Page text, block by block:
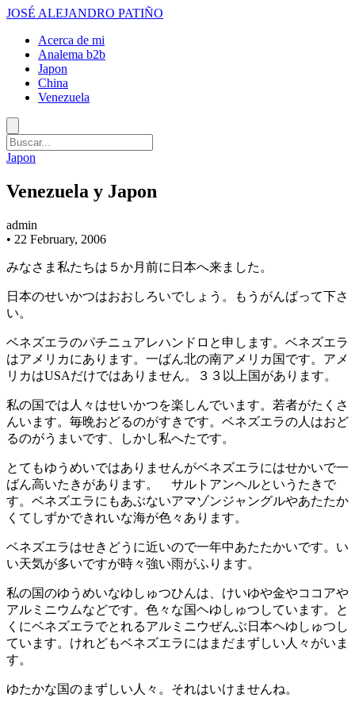
JOSÉ ALEJANDRO PATIÑO
Acerca de mi
Analema b2b
Japon
China
Venezuela
Japon
Venezuela y Japon
admin
• 22 February, 2006
みなさま私たちは５か月前に日本へ来ました。
日本のせいかつはおおしろいでしょう。もうがんばって下さ
い。
ベネズエラのパチニュアレハンドロと申します。ベネズエラ
はアメリカにあります。一ばん北の南アメリカ国です。アメ
リカはUSAだけではありません。３３以上国があります。
私の国では人々はせいかつを楽しんでいます。若者がたくさ
んいます。毎晩おどるのがすきです。ベネズエラの人はおど
るのがうまいです、しかし私へたです。
とてもゆうめいではありませんがベネズエラにはせかいで一
ばん高いたきがあります。 サルトアンヘルというたきで
す。ベネズエラにもあぶないアマゾンジャングルやあたたか
くてしずかできれいな海が色々あります。
ベネズエラはせきどうに近いので一年中あたたかいです。い
い天気が多いですが時々強い雨がふります。
私の国のゆうめいなゆしゅつひんは、けいゆや金やココアや
アルミニウムなどです。色々な国ヘゆしゅつしています。と
くにベネズエラでとれるアルミニウぜんぶ日本ヘゆしゅつし
ています。けれどもベネズエラにはまだまずしい人々がいま
す。
ゆたかな国のまずしい人々。 それはいけませんね。